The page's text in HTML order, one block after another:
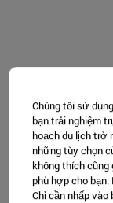
Chúng tôi sử
bạn trải nghiệm
hoạch du lịch trở
những tùy chọn
không thích cũng
phù hợp cho
Chỉ cần nhấp